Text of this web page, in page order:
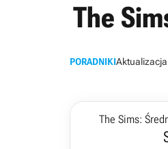
The
PORADNIKI
The Sims: